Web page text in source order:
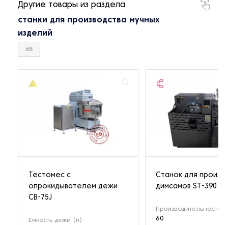
Другие товары из раздела
станки для производства мучных
изделий
68
Тестомес с
опрокидывателем дежи
CB-75J
Емкость дежи (л)
Станок для
димсамов ST-390
Производительность
60